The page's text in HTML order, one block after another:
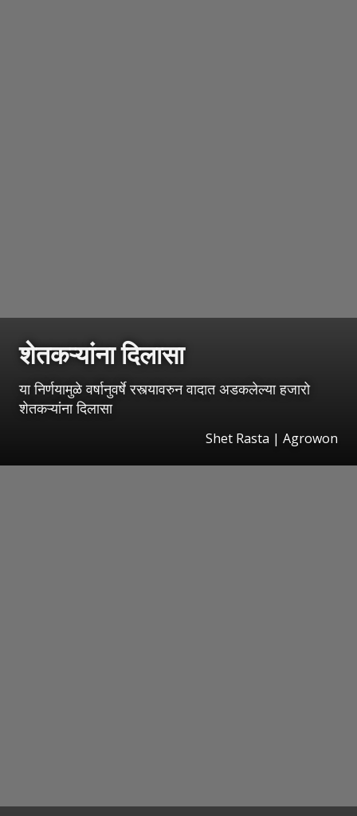
शेतकऱ्यांना दिलासा
या निर्णयामुळे वर्षानुवर्षे रस्त्यावरुन वादात अडकलेल्या हजारो
शेतकऱ्यांना दिलासा
Shet Rasta | Agrowon